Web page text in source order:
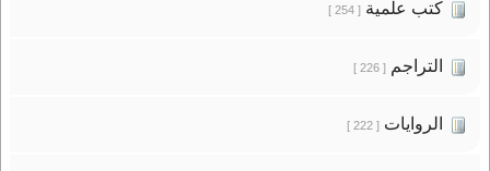
كتب علمية[ 254 ]
التراجم[ 226 ]
الروايات[ 222 ]